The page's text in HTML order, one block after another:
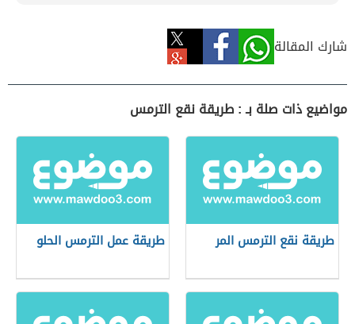
شارك المقالة
مواضيع ذات صلة بـ : طريقة نقع الترمس
طريقة نقع الترمس المر طريقة عمل الترمس الحلو